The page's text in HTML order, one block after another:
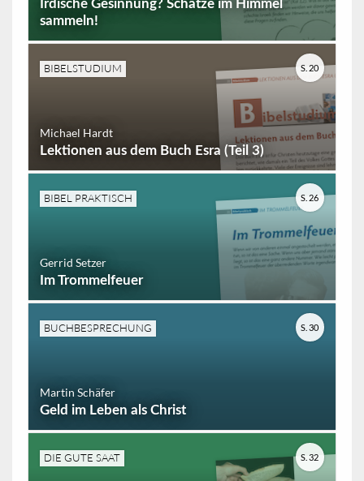
Irdische Gesinnung? Schätze im Himmel
sammeln!
BIBELSTUDIUM
Michael Hardt
Lektionen aus dem Buch Esra (Teil 3)
S. 20
BIBEL PRAKTISCH
Gerrid Setzer
Im Trommelfeuer
S. 26
BUCHBESPRECHUNG
Martin Schäfer
Geld im Leben als Christ
S. 30
DIE GUTE SAAT S. 32